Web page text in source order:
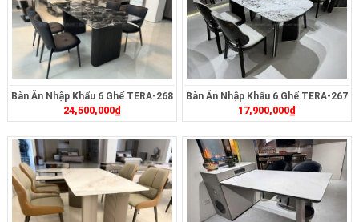
Bàn Ăn Nhập Khẩu 6 Ghế TERA-268
24,500,000₫
Bàn Ăn Nhập Khẩu 6 Ghế TERA-267
17,900,000₫